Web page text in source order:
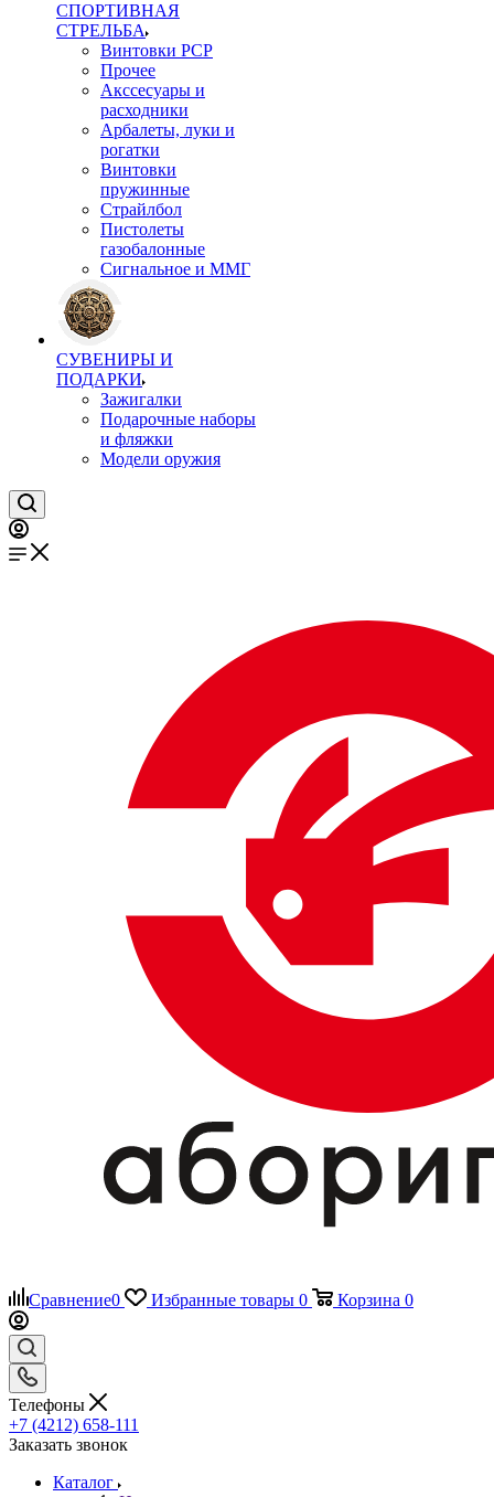
СПОРТИВНАЯ
СТРЕЛЬБА
Винтовки PCP
Прочее
Акссесуары и
расходники
Арбалеты, луки и
рогатки
Винтовки
пружинные
Страйлбол
Пистолеты
газобалонные
Сигнальное и ММГ
СУВЕНИРЫ И
ПОДАРКИ
Зажигалки
Подарочные наборы
и фляжки
Модели оружия
Сравнение0 Избранные товары 0 Корзина 0
Телефоны
+7 (4212) 658-111
Заказать звонок
Каталог